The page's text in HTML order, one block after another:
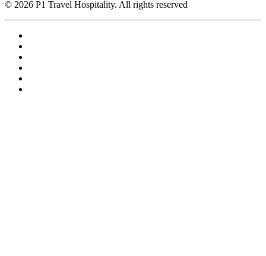
© 2026 P1 Travel Hospitality. All rights reserved